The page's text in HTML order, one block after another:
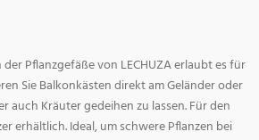
Pflanzgefäße von LECHUZA erlaubt es für
Sie Balkonkästen direkt am Geländer oder
auch Kräuter gedeihen zu lassen. Für den
erhältlich. Ideal, um schwere Pflanzen bei